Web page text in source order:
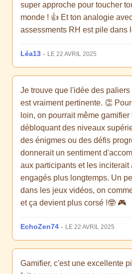
super approche pour toucher
monde ! 👍 Et ton analogie
assessments RH est pile dans
Léa13 - LE 22 AVRIL 2025
Je trouve que l'idée des
est vraiment pertinente. 👏
loin, on pourrait même gamifier
débloquant des niveaux
des énigmes ou des défis
donnerait un sentiment
aux participants et les inciterait
engagés plus longtemps. Un
dans les jeux vidéos, on
et ça devient plus corsé !🤓 🎮
EchoZen74 - LE 22 AVRIL 2025
Gamifier, c'est une excellente